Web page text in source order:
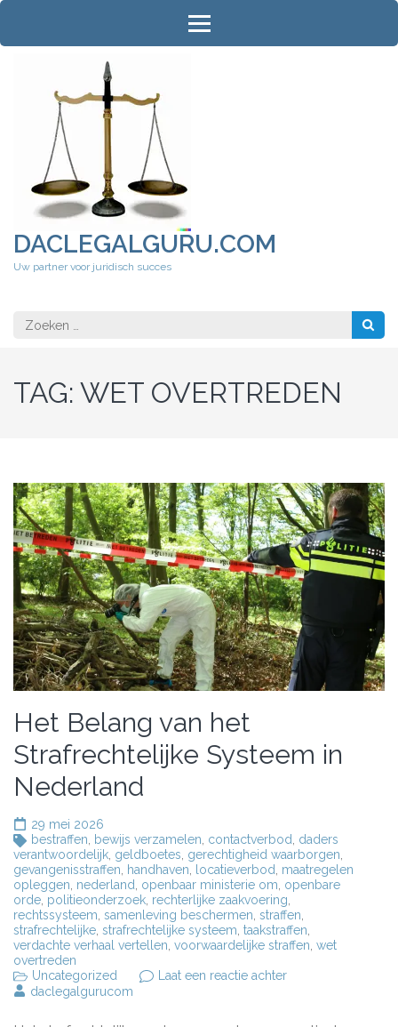
Ga
inhoud
DACLEGALGURU.COM
Uw partner voor juridisch succes
Zoeken
naar:
TAG: WET OVERTREDEN
Het Belang van het
Strafrechtelijke Systeem in
Nederland
29 mei 2026
bestraffen
bewijs verzamelen contactverbod
daders
verantwoordelijk geldboetes gerechtigheid waarborgen
gevangenisstraffen
handhaven locatieverbod
maatregelen
opleggen nederland openbaar ministerie om openbare
orde politieonderzoek rechterlijke zaakvoering
rechtssysteem samenleving beschermen straffen
strafrechtelijke strafrechtelijke systeem taakstraffen
verdachte verhaal vertellen voorwaardelijke straffen wet
overtreden
Uncategorized
Laat een reactie achterop
daclegalgurucom